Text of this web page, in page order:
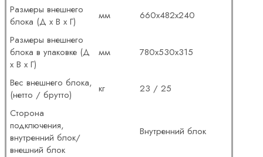
Размеры внешнего
блока (Д x В x Г)
мм
660x482x240
Размеры внешнего
блока в упаковке (Д
x В x Г)
мм 780x530x315
Вес внешнего блока,
(нетто / брутто)
кг
23 / 25
Сторона
подключения,
внутренний блок/
внешний блок
Внутренний блок